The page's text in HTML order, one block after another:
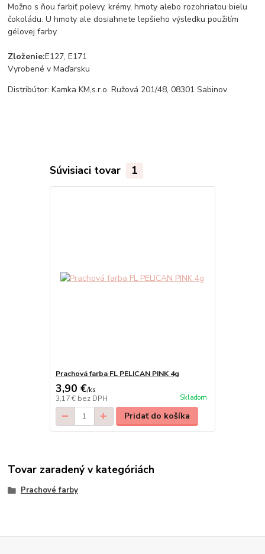
Možno s ňou farbiť polevy, krémy, hmoty alebo rozohriatou bielu
čokoládu. U hmoty ale dosiahnete lepšieho výsledku použitím
gélovej farby.
Zloženie:E127, E171
Vyrobené v Maďarsku
Distribútor: Kamka KM,s.r.o. Ružová 201/48, 08301 Sabinov
Súvisiaci tovar 1
Prachová farba FL PELICAN PINK 4g
3,90 €/ks
3,17 € bez DPH Skladom
Pridať do košíka
Tovar zaradený v kategóriách
Prachové farby